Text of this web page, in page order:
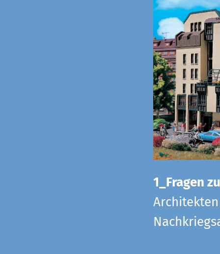
1_Fragen